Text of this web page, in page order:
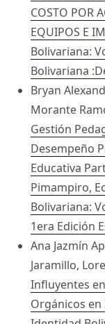
COSTO POR
EQUIPOS E
Bolivariana:
Bolivariana
Bryan
Morante
Gestión
Desempeño
Educativa
Pimampiro,
Bolivariana:
1era Edición
Ana Jazmín
Jaramillo,
Influyentes
Orgánicos